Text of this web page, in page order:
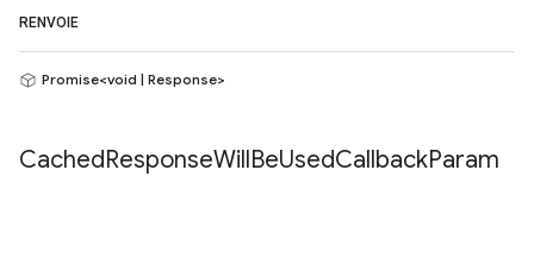
RENVOIE
Promise<void | Response>
CachedResponseWillBeUsedCallbackParam